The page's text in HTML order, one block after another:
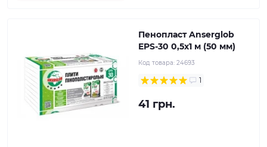
Пенопласт Anserglob
EPS-30 0,5х1 м (50 мм)
Код товара: 24693
1
41 грн.